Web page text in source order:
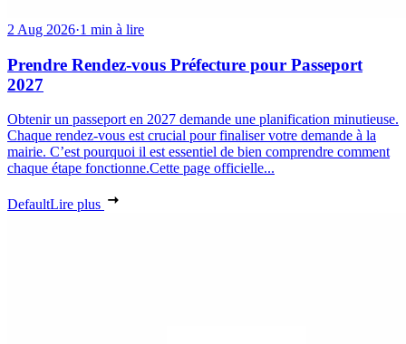
2 Aug 2026·1 min à lire
Prendre Rendez-vous Préfecture pour Passeport
2027
Obtenir un passeport en 2027 demande une planification minutieuse.
Chaque rendez-vous est crucial pour finaliser votre demande à la
mairie. C’est pourquoi il est essentiel de bien comprendre comment
chaque étape fonctionne.Cette page officielle...
DefaultLire plus